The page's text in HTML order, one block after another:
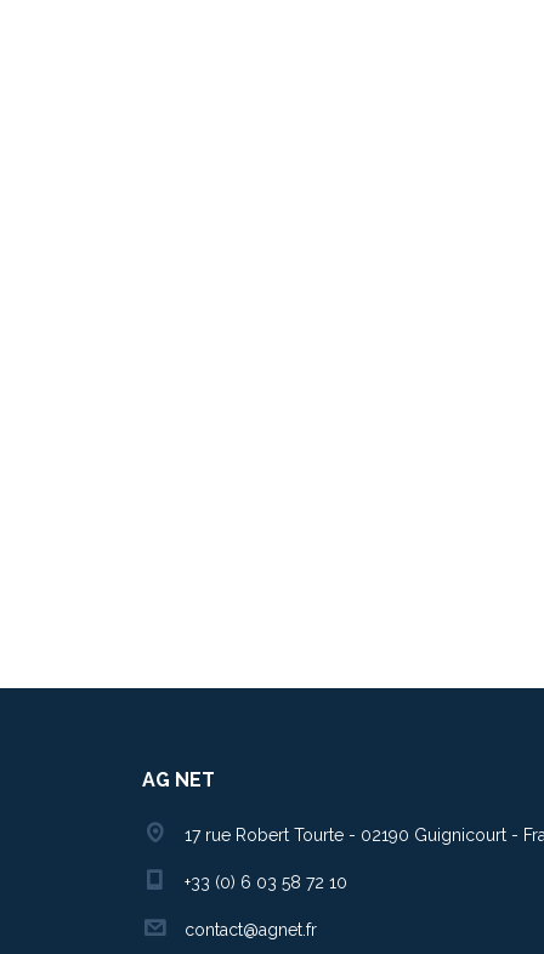
AG NET
17 rue Robert Tourte - 02190 Guignicourt -
+33 (0) 6 03 58 72 10
contact@agnet.fr